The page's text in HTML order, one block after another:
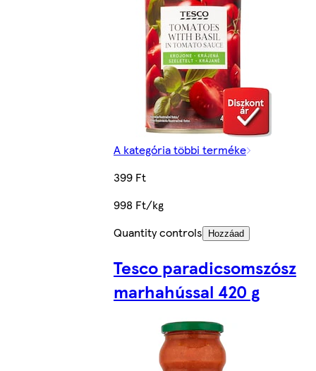
A kategória többi terméke
399 Ft
998 Ft/kg
Quantity controls
Hozzáad
Tesco paradicsomszósz
marhahússal 420 g